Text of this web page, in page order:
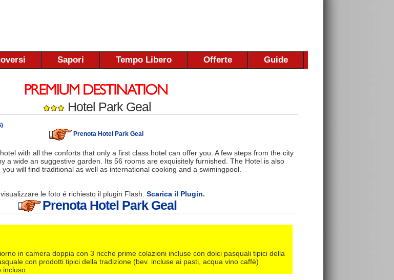
Sapori Tempo Libero Offerte Guide
Hotel Park Geal
Prenota Hotel Park Geal
with all the conforts that only a first class hotel can offer you. A few steps from the city
a wide an suggestive garden. Its 56 rooms are exquisitely furnished. The Hotel is also
will find traditional as well as international cooking and a swimingpool.
le foto é richiesto il plugin Flash. Scarica il Plugin.
Prenota Hotel Park Geal
in camera doppia con 3 ricche prime colazioni incluse con dolci pasquali tipici della
con prodotti tipici della tradizione (bev. incluse ai pasti, acqua vino caffè)